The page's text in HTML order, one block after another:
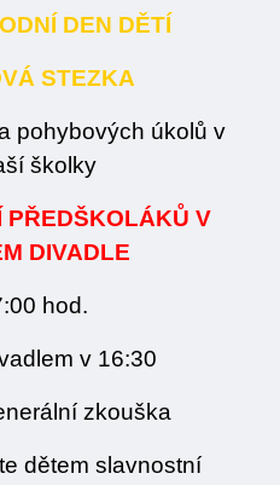
DEN DĚTÍ
STEZKA
pohybových úkolů v
školky
PŘEDŠKOLÁKŮ V
DIVADLE
hod.
v 16:30
zkouška
dětem slavnostní